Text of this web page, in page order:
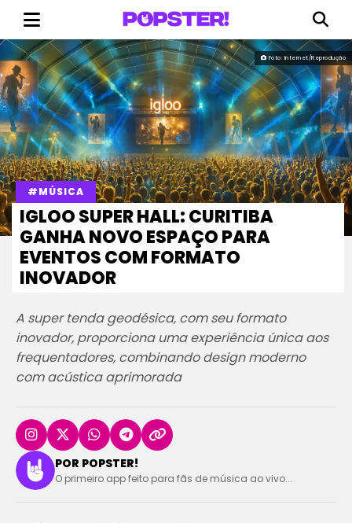
Foto: Internet/Reprodução
#MÚSICA
IGLOO SUPER HALL: CURITIBA
GANHA NOVO ESPAÇO PARA
EVENTOS COM FORMATO
INOVADOR
A super tenda geodésica, com seu formato
inovador, proporciona uma experiência única aos
frequentadores, combinando design moderno
com acústica aprimorada
POR POPSTER!
O primeiro app feito para fãs de música ao vivo...